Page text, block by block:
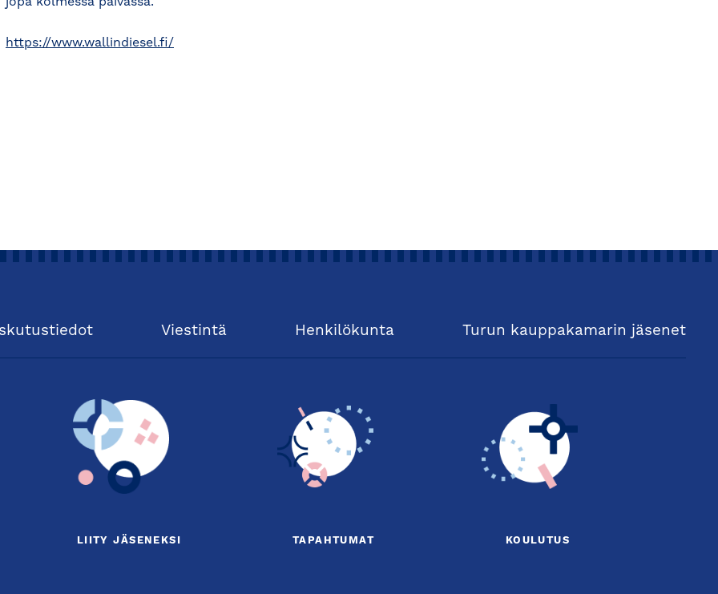
https://www.wallindiesel.fi/
Viestintä Henkilökunta Turun kauppakamarin jäsenet
LIITY JÄSENEKSI TAPAHTUMAT KOULUTUS